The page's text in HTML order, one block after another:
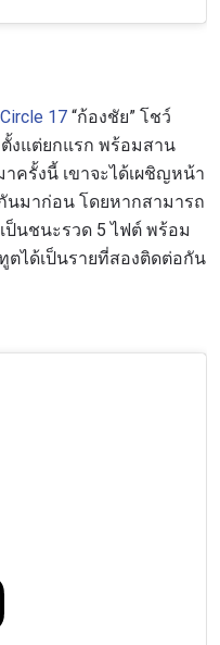
17 “ก้องชัย” โชว์
ตั้งแต่ยกแรก พร้อมสาน
ครั้งนี้ เขาจะได้เผชิญหน้า
นมาก่อน โดยหากสามารถ
ป็นชนะรวด 5 ไฟต์ พร้อม
ตได้เป็นรายที่สองติดต่อกัน